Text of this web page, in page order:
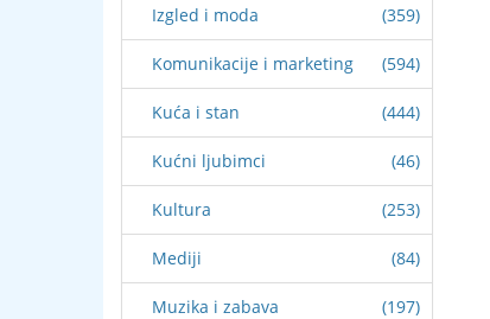
Izgled i moda (359)
Komunikacije i marketing (594)
Kuća i stan (444)
Kućni ljubimci (46)
Kultura (253)
Mediji (84)
Muzika i zabava (197)